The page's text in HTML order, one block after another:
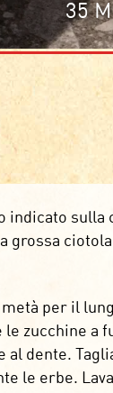
35
indicato sulla
grossa
per il
zucchine a
dente.
le erbe.